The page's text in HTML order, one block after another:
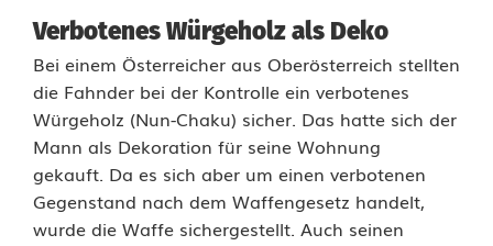
i
o
n
:
P
Verbotenes Würgeholz als Deko
Bei einem Österreicher aus Oberösterreich stellten
die Fahnder bei der Kontrolle ein verbotenes
Würgeholz (Nun-Chaku) sicher. Das hatte sich der
Mann als Dekoration für seine Wohnung
gekauft. Da es sich aber um einen verbotenen
Gegenstand nach dem Waffengesetz handelt,
wurde die Waffe sichergestellt. Auch seinen